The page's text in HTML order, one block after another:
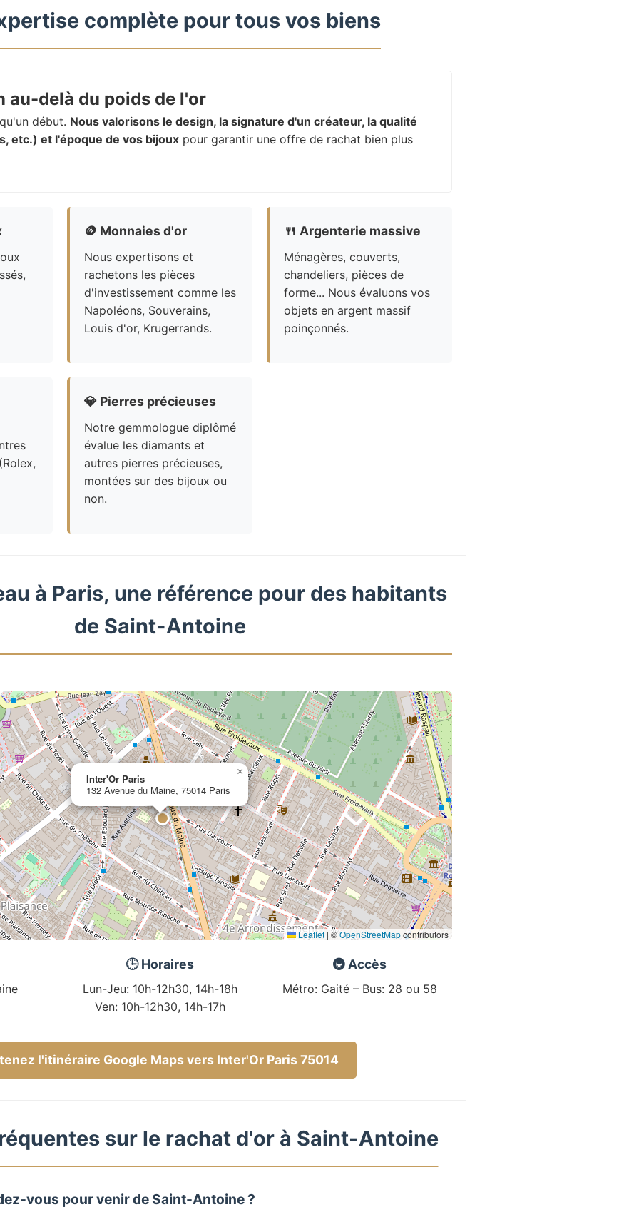
complète pour tous vos biens
delà du poids de l'or
début. Nous valorisons le design, la signature d'un créateur, la qualité
etc.) et l'époque de vos bijoux pour garantir une offre de rachat bien plus
🪙 Monnaies d'or
Nous expertisons et
rachetons les pièces
d'investissement comme les
Napoléons, Souverains,
Louis d'or, Krugerrands.
🍴 Argenterie massive
Ménagères, couverts,
chandeliers, pièces de
forme... Nous évaluons vos
objets en argent massif
poinçonnés.
💎 Pierres précieuses
Notre gemmologue diplômé
évalue les diamants et
autres pierres précieuses,
montées sur des bijoux ou
non.
à Paris, une référence pour des habitants
de Saint-Antoine
Inter'Or Paris
132 Avenue du Maine, 75014 Paris
×
Leaflet | ©OpenStreetMapcontributors
🕒 Horaires
Lun-Jeu: 10h-12h30, 14h-18h
Ven: 10h-12h30, 14h-17h
🚇 Accès
Métro: Gaité – Bus: 28 ou 58
l'itinéraire Google Maps vers Inter'Or Paris 75014
sur le rachat d'or à Saint-Antoine
vous pour venir de Saint-Antoine ?